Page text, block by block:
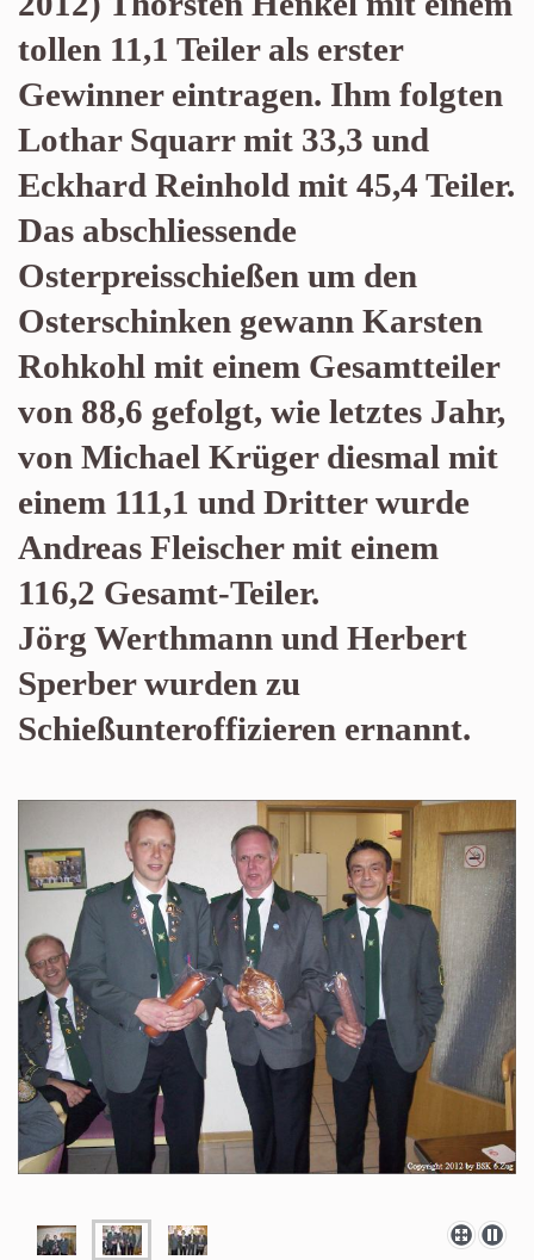
tollen 11,1 Teiler als erster
Gewinner eintragen. Ihm folgten
Lothar Squarr mit 33,3 und
Eckhard Reinhold mit 45,4 Teiler.
Das abschliessende
Osterpreisschießen um den
Osterschinken gewann Karsten
Rohkohl mit einem Gesamtteiler
von 88,6 gefolgt, wie letztes Jahr,
von Michael Krüger diesmal mit
einem 111,1 und Dritter wurde
Andreas Fleischer mit einem
116,2 Gesamt-Teiler.
Jörg Werthmann und Herbert
Sperber wurden zu
Schießunteroffizieren ernannt.